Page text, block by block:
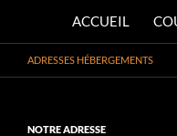
LESACCUEIL
Association de Tango Argentin
depuis 1992
ADRESSES HÉBERGEMENTS
NOTRE ADRESSE